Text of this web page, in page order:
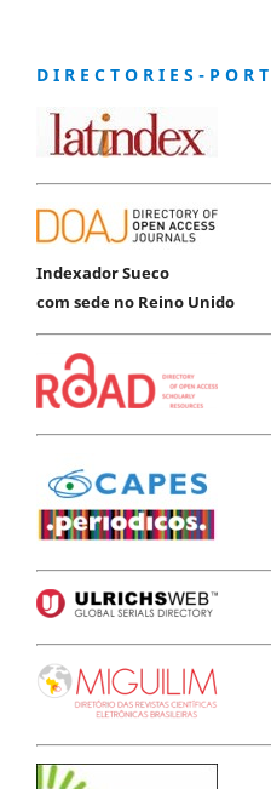
D I R E C T O R I E S - P O R
Indexador Sueco
com sede no Reino Unido